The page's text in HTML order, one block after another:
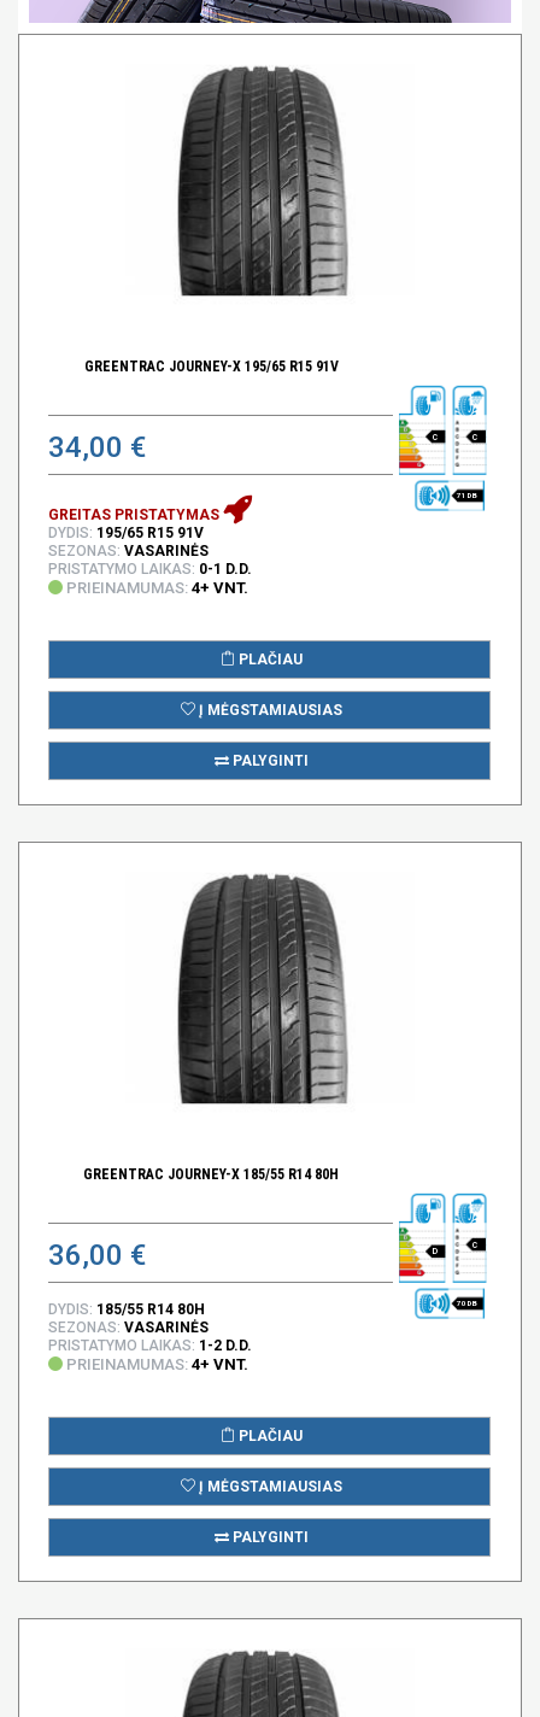
GREENTRAC JOURNEY-X 195/65 R15 91V
34,00 € C C
71 DB
GREITAS PRISTATYMAS
DYDIS: 195/65 R15 91V
SEZONAS: VASARINĖS
PRISTATYMO LAIKAS: 0-1 D.D.
PRIEINAMUMAS: 4+ VNT.
PLAČIAU
Į MĖGSTAMIAUSIAS
PALYGINTI
GREENTRAC JOURNEY-X 185/55 R14 80H
36,00 € D
C
70 DB
DYDIS: 185/55 R14 80H
SEZONAS: VASARINĖS
PRISTATYMO LAIKAS: 1-2 D.D.
PRIEINAMUMAS: 4+ VNT.
PLAČIAU
Į MĖGSTAMIAUSIAS
PALYGINTI